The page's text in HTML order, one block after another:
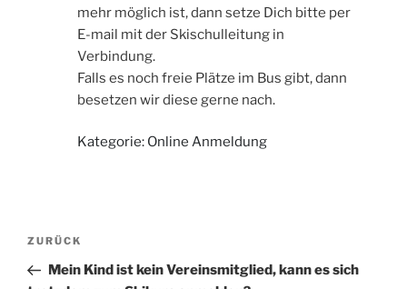
mehr möglich ist, dann setze Dich bitte per
E-mail mit der Skischulleitung in
Verbindung.
Falls es noch freie Plätze im Bus gibt, dann
besetzen wir diese gerne nach.
Kategorie: Online Anmeldung
Beitragsnavigation
Vorheriger
Beitrag
ZURÜCK
Mein Kind ist kein Vereinsmitglied, kann es sich